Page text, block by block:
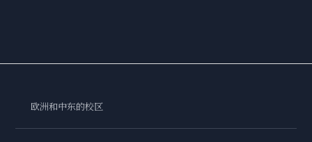
欧洲和中东的校区